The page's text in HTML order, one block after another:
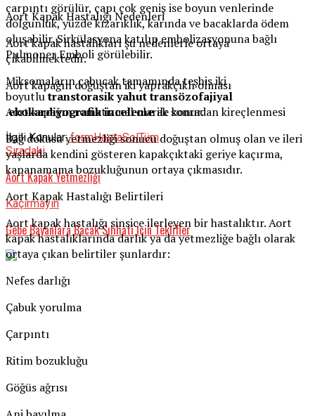
çarpıntı görülür, çapı çok geniş ise boyun venlerinde
dolgunluk, yüzde kızarıklık, karında ve bacaklarda ödem
oluşabilir. Sirkülasyona katılıp embolizasyonuna bağlı
Pulmoner Emboli görülebilir.
Miksomaların çabucak tamamında teşhis iki
boyutlutranstorasik yahut transözofajiyal
ekokardiyografik incelemeile konur.
İlgili Konular: formHastaSolTüm
Sıradaki
Aort Kapak Yetmezliği
Kaçırmayın
Gebe Bayanlara Bacak Sıhhati İçin Teklifler
Aort Kapak Hastalığı Nedenleri
Aort kapak hastalıkları şu nedenlerle ortaya
çıkabilmektedir.
Aort kapağın doğuştan iki yaprakçıklı olması
Aort kapağın romatizmal olarak sonradan kireçlenmesi
Bağ dokusu yetmezliği sonucu doğuştan olmuş olan ve ileri
yaşlarda kendini gösteren kapakçıktaki geriye kaçırma,
kapanamama bozukluğunun ortaya çıkmasıdır.
Aort Kapak Hastalığı Belirtileri
Aort kapak hastalığı sinsice ilerleyen bir hastalıktır. Aort
kapak hastalıklarında darlık ya da yetmezliğe bağlı olarak
ortaya çıkan belirtiler şunlardır:
Nefes darlığı
Çabuk yorulma
Çarpıntı
Ritim bozukluğu
Göğüs ağrısı